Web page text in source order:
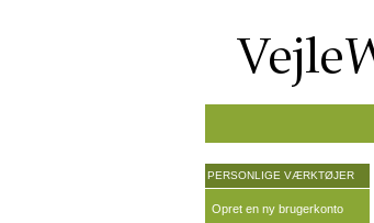
PERSONLIGE VÆRKTØJER
Opret en ny brugerkonto